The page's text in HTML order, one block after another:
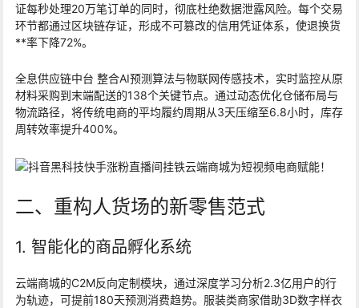
证每秒处理20万笔订单的同时，彻底杜绝数据泄露风险。每个交易
环节都通过区块链存证，形成不可篡改的信用凭证体系，使退换货
**率下降72%。
全息供应链中台 整合AI预测算法与物联网传感技术，实时监控从原
材料采购到末端配送的138个关键节点。通过动态优化仓储布局与
物流路径，将传统电商的平均履约周期从3天压缩至6.8小时，库存
周转效率提升400%。
二、重构人货场的新零售范式
1. 智能化的商品孵化系统
云端商城的C2M反向定制模块，通过深度学习分析2.3亿用户的行
为轨迹，可提前180天预测消费趋势。服装类商家借助3D数字样衣